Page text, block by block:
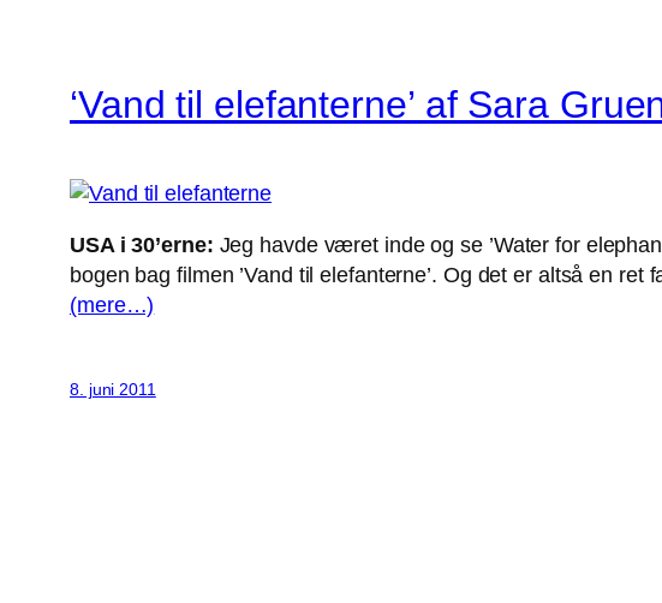
‘Vand til elefanterne’ af Sara
USA i 30’erne: Jeg havde været inde og se ’Water for
bogen bag filmen ’Vand til elefanterne’. Og det er altså en
(mere…)
8. juni 2011